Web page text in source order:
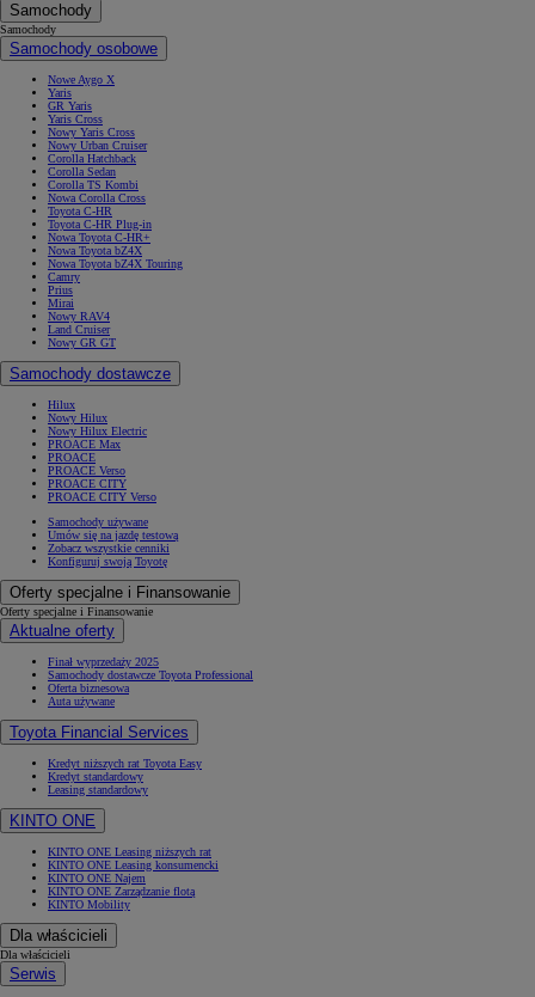
Samochody
Samochody
Samochody osobowe
Nowe Aygo X
Yaris
GR Yaris
Yaris Cross
Nowy Yaris Cross
Nowy Urban Cruiser
Corolla Hatchback
Corolla Sedan
Corolla TS Kombi
Nowa Corolla Cross
Toyota C-HR
Toyota C-HR Plug-in
Nowa Toyota C-HR+
Nowa Toyota bZ4X
Nowa Toyota bZ4X Touring
Camry
Prius
Mirai
Nowy RAV4
Land Cruiser
Nowy GR GT
Samochody dostawcze
Hilux
Nowy Hilux
Nowy Hilux Electric
PROACE Max
PROACE
PROACE Verso
PROACE CITY
PROACE CITY Verso
Samochody używane
Umów się na jazdę testową
Zobacz wszystkie cenniki
Konfiguruj swoją Toyotę
Oferty specjalne i Finansowanie
Oferty specjalne i Finansowanie
Aktualne oferty
Finał wyprzedaży 2025
Samochody dostawcze Toyota Professional
Oferta biznesowa
Auta używane
Toyota Financial Services
Kredyt niższych rat Toyota Easy
Kredyt standardowy
Leasing standardowy
KINTO ONE
KINTO ONE Leasing niższych rat
KINTO ONE Leasing konsumencki
KINTO ONE Najem
KINTO ONE Zarządzanie flotą
KINTO Mobility
Dla właścicieli
Dla właścicieli
Serwis